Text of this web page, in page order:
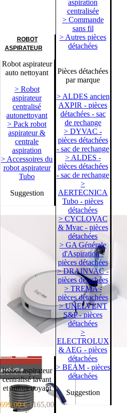
ROBOT
ASPIRATEUR
Robot aspirateur
auto nettoyant
> Robot
aspirateur
centralisé
autonettoyant
> Pack robot
aspirateur &
centrale
aspiration
> Accessoires du
robot aspirateur
Tubo
Suggestion
Robot aspirateur
centralisé lavant
et autonettoyant
699,00 €1165,00
aspiration
centralisée
> Commande
sans fil
> Autres pièces
détachées
Pièces détachées
par marque
> ALDES ancien
AXPIR - pièces
détachées - sac
de rechange
> DYVAC -
pièces détachées
- sac de rechange
> ALDES -
pièces détachées
- sac de rechange
>
AERTECNICA
Tubo - pièces
détachées
> CYCLOVAC
& Mvac - pièces
détachées
> GA Générale
d'Aspiration -
pièces détachées
> DRAINVAC -
pièces détachées
> TREMA -
pièces détachées
> UNELVENT
S&P - pièces
détachées
>
ELECTROLUX
& AEG - pièces
détachées
> BEAM - pièces
détachées
Suggestion